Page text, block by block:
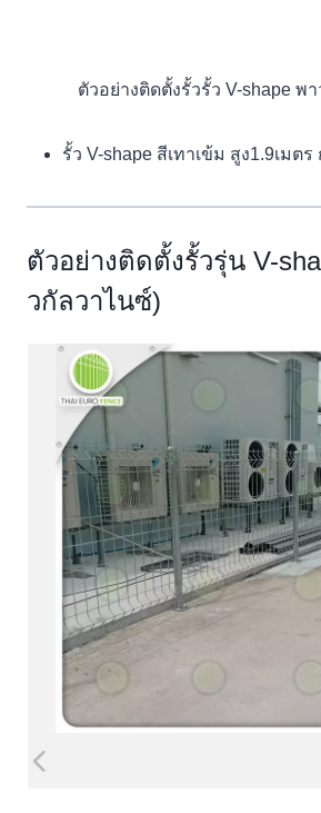
ตัวอย่างติดตั้งรั้วรั้ว V-shape พ
รั้ว V-shape สีเทาเข้ม สูง1.9เมตร
ตัวอย่างติดตั้งรั้วรุ่น V-
วกัลวาไนซ์)